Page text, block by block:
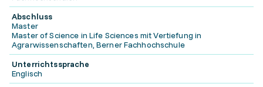
Abschluss
Master
Master of Science in Life Sciences mit Vertiefung in
Agrarwissenschaften, Berner Fachhochschule
Unterrichtssprache
Englisch